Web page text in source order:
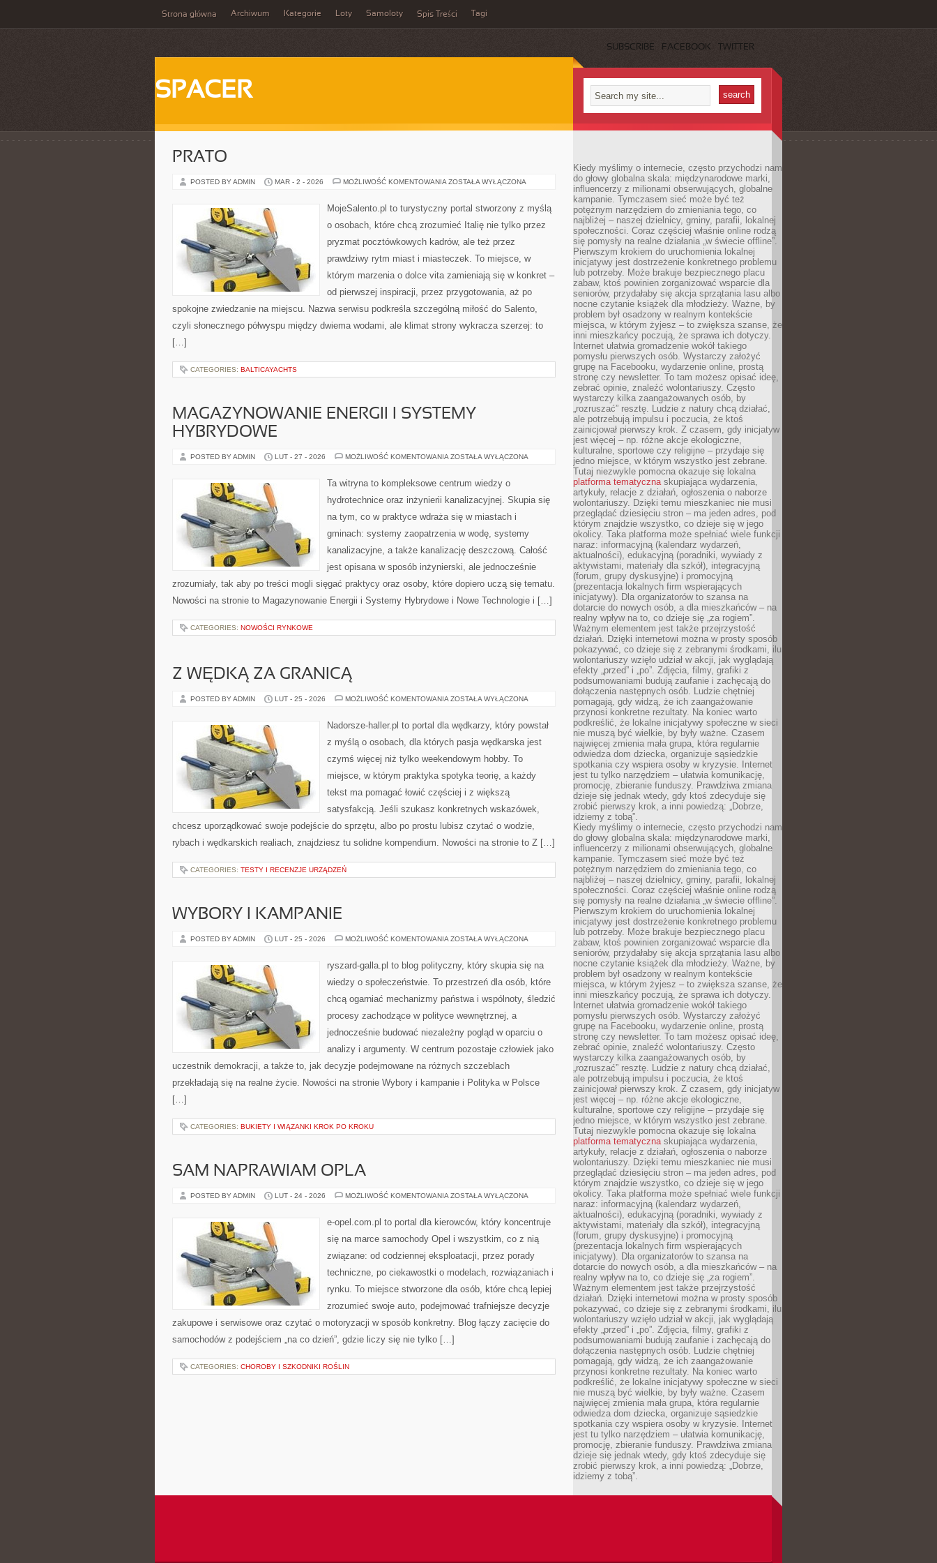
Strona główna Archiwum Kategorie Loty Samoloty Spis Treści Tagi
SUBSCRIBE FACEBOOK TWITTER
SPACER
PRATO
POSTED BY ADMIN MAR - 2 - 2026 MOŻLIWOŚĆ KOMENTOWANIA PRATO
ZOSTAŁA WYŁĄCZONA
MojeSalento.pl to turystyczny portal stworzony z myślą
o osobach, które chcą zrozumieć Italię nie tylko przez
pryzmat pocztówkowych kadrów, ale też przez
prawdziwy rytm miast i miasteczek. To miejsce, w
którym marzenia o dolce vita zamieniają się w konkret –
od pierwszej inspiracji, przez przygotowania, aż po
spokojne zwiedzanie na miejscu. Nazwa serwisu podkreśla szczególną miłość do Salento,
czyli słonecznego półwyspu między dwiema wodami, ale klimat strony wykracza szerzej: to
[…]
CATEGORIES: BALTICAYACHTS
MAGAZYNOWANIE ENERGII I SYSTEMY
HYBRYDOWE
POSTED BY ADMIN LUT - 27 - 2026 MOŻLIWOŚĆ KOMENTOWANIA MAGAZYNOWANIE
SYSTEMY
HYBRYDOWE
ZOSTAŁA WYŁĄCZONA
Ta witryna to kompleksowe centrum wiedzy o
hydrotechnice oraz inżynierii kanalizacyjnej. Skupia się
na tym, co w praktyce wdraża się w miastach i
gminach: systemy zaopatrzenia w wodę, systemy
kanalizacyjne, a także kanalizację deszczową. Całość
jest opisana w sposób inżynierski, ale jednocześnie
zrozumiały, tak aby po treści mogli sięgać praktycy oraz osoby, które dopiero uczą się tematu.
Nowości na stronie to Magazynowanie Energii i Systemy Hybrydowe i Nowe Technologie i […]
CATEGORIES: NOWOŚCI RYNKOWE
Z WĘDKĄ ZA GRANICĄ
POSTED BY ADMIN LUT - 25 - 2026 MOŻLIWOŚĆ KOMENTOWANIA Z
GRANICĄ
ZOSTAŁA WYŁĄCZONA
Nadorsze-haller.pl to portal dla wędkarzy, który powstał
z myślą o osobach, dla których pasja wędkarska jest
czymś więcej niż tylko weekendowym hobby. To
miejsce, w którym praktyka spotyka teorię, a każdy
tekst ma pomagać łowić częściej i z większą
satysfakcją. Jeśli szukasz konkretnych wskazówek,
chcesz uporządkować swoje podejście do sprzętu, albo po prostu lubisz czytać o wodzie,
rybach i wędkarskich realiach, znajdziesz tu solidne kompendium. Nowości na stronie to Z […]
CATEGORIES: TESTY I RECENZJE URZĄDZEŃ
WYBORY I KAMPANIE
POSTED BY ADMIN LUT - 25 - 2026 MOŻLIWOŚĆ KOMENTOWANIA WYBORY
ZOSTAŁA WYŁĄCZONA
ryszard-galla.pl to blog polityczny, który skupia się na
wiedzy o społeczeństwie. To przestrzeń dla osób, które
chcą ogarniać mechanizmy państwa i wspólnoty, śledzić
procesy zachodzące w polityce wewnętrznej, a
jednocześnie budować niezależny pogląd w oparciu o
analizy i argumenty. W centrum pozostaje człowiek jako
uczestnik demokracji, a także to, jak decyzje podejmowane na różnych szczeblach
przekładają się na realne życie. Nowości na stronie Wybory i kampanie i Polityka w Polsce
[…]
CATEGORIES: BUKIETY I WIĄZANKI KROK PO KROKU
SAM NAPRAWIAM OPLA
POSTED BY ADMIN LUT - 24 - 2026 MOŻLIWOŚĆ KOMENTOWANIA SAM
ZOSTAŁA WYŁĄCZONA
e-opel.com.pl to portal dla kierowców, który koncentruje
się na marce samochody Opel i wszystkim, co z nią
związane: od codziennej eksploatacji, przez porady
techniczne, po ciekawostki o modelach, rozwiązaniach i
rynku. To miejsce stworzone dla osób, które chcą lepiej
zrozumieć swoje auto, podejmować trafniejsze decyzje
zakupowe i serwisowe oraz czytać o motoryzacji w sposób konkretny. Blog łączy zacięcie do
samochodów z podejściem „na co dzień”, gdzie liczy się nie tylko […]
CATEGORIES: CHOROBY I SZKODNIKI ROŚLIN
Kiedy myślimy o internecie, często przychodzi nam
do głowy globalna skala: międzynarodowe marki,
influencerzy z milionami obserwujących, globalne
kampanie. Tymczasem sieć może być też
potężnym narzędziem do zmieniania tego, co
najbliżej – naszej dzielnicy, gminy, parafii, lokalnej
społeczności. Coraz częściej właśnie online rodzą
się pomysły na realne działania „w świecie offline”.
Pierwszym krokiem do uruchomienia lokalnej
inicjatywy jest dostrzeżenie konkretnego problemu
lub potrzeby. Może brakuje bezpiecznego placu
zabaw, ktoś powinien zorganizować wsparcie dla
seniorów, przydałaby się akcja sprzątania lasu albo
nocne czytanie książek dla młodzieży. Ważne, by
problem był osadzony w realnym kontekście
miejsca, w którym żyjesz – to zwiększa szanse, że
inni mieszkańcy poczują, że sprawa ich dotyczy.
Internet ułatwia gromadzenie wokół takiego
pomysłu pierwszych osób. Wystarczy założyć
grupę na Facebooku, wydarzenie online, prostą
stronę czy newsletter. To tam możesz opisać ideę,
zebrać opinie, znaleźć wolontariuszy. Często
wystarczy kilka zaangażowanych osób, by
„rozruszać” resztę. Ludzie z natury chcą działać,
ale potrzebują impulsu i poczucia, że ktoś
zainicjował pierwszy krok. Z czasem, gdy inicjatyw
jest więcej – np. różne akcje ekologiczne,
kulturalne, sportowe czy religijne – przydaje się
jedno miejsce, w którym wszystko jest zebrane.
Tutaj niezwykle pomocna okazuje się lokalna
platforma tematycznaskupiająca wydarzenia,
artykuły, relacje z działań, ogłoszenia o naborze
wolontariuszy. Dzięki temu mieszkaniec nie musi
przeglądać dziesięciu stron – ma jeden adres, pod
którym znajdzie wszystko, co dzieje się w jego
okolicy. Taka platforma może spełniać wiele funkcji
naraz: informacyjną (kalendarz wydarzeń,
aktualności), edukacyjną (poradniki, wywiady z
aktywistami, materiały dla szkół), integracyjną
(forum, grupy dyskusyjne) i promocyjną
(prezentacja lokalnych firm wspierających
inicjatywy). Dla organizatorów to szansa na
dotarcie do nowych osób, a dla mieszkańców – na
realny wpływ na to, co dzieje się „za rogiem”.
Ważnym elementem jest także przejrzystość
działań. Dzięki internetowi można w prosty sposób
pokazywać, co dzieje się z zebranymi środkami, ilu
wolontariuszy wzięło udział w akcji, jak wyglądają
efekty „przed” i „po”. Zdjęcia, filmy, grafiki z
podsumowaniami budują zaufanie i zachęcają do
dołączenia następnych osób. Ludzie chętniej
pomagają, gdy widzą, że ich zaangażowanie
przynosi konkretne rezultaty. Na koniec warto
podkreślić, że lokalne inicjatywy społeczne w sieci
nie muszą być wielkie, by były ważne. Czasem
najwięcej zmienia mała grupa, która regularnie
odwiedza dom dziecka, organizuje sąsiedzkie
spotkania czy wspiera osoby w kryzysie. Internet
jest tu tylko narzędziem – ułatwia komunikację,
promocję, zbieranie funduszy. Prawdziwa zmiana
dzieje się jednak wtedy, gdy ktoś zdecyduje się
zrobić pierwszy krok, a inni powiedzą: „Dobrze,
idziemy z tobą”.
Kiedy myślimy o internecie, często przychodzi nam
do głowy globalna skala: międzynarodowe marki,
influencerzy z milionami obserwujących, globalne
kampanie. Tymczasem sieć może być też
potężnym narzędziem do zmieniania tego, co
najbliżej – naszej dzielnicy, gminy, parafii, lokalnej
społeczności. Coraz częściej właśnie online rodzą
się pomysły na realne działania „w świecie offline”.
Pierwszym krokiem do uruchomienia lokalnej
inicjatywy jest dostrzeżenie konkretnego problemu
lub potrzeby. Może brakuje bezpiecznego placu
zabaw, ktoś powinien zorganizować wsparcie dla
seniorów, przydałaby się akcja sprzątania lasu albo
nocne czytanie książek dla młodzieży. Ważne, by
problem był osadzony w realnym kontekście
miejsca, w którym żyjesz – to zwiększa szanse, że
inni mieszkańcy poczują, że sprawa ich dotyczy.
Internet ułatwia gromadzenie wokół takiego
pomysłu pierwszych osób. Wystarczy założyć
grupę na Facebooku, wydarzenie online, prostą
stronę czy newsletter. To tam możesz opisać ideę,
zebrać opinie, znaleźć wolontariuszy. Często
wystarczy kilka zaangażowanych osób, by
„rozruszać” resztę. Ludzie z natury chcą działać,
ale potrzebują impulsu i poczucia, że ktoś
zainicjował pierwszy krok. Z czasem, gdy inicjatyw
jest więcej – np. różne akcje ekologiczne,
kulturalne, sportowe czy religijne – przydaje się
jedno miejsce, w którym wszystko jest zebrane.
Tutaj niezwykle pomocna okazuje się lokalna
platforma tematycznaskupiająca wydarzenia,
artykuły, relacje z działań, ogłoszenia o naborze
wolontariuszy. Dzięki temu mieszkaniec nie musi
przeglądać dziesięciu stron – ma jeden adres, pod
którym znajdzie wszystko, co dzieje się w jego
okolicy. Taka platforma może spełniać wiele funkcji
naraz: informacyjną (kalendarz wydarzeń,
aktualności), edukacyjną (poradniki, wywiady z
aktywistami, materiały dla szkół), integracyjną
(forum, grupy dyskusyjne) i promocyjną
(prezentacja lokalnych firm wspierających
inicjatywy). Dla organizatorów to szansa na
dotarcie do nowych osób, a dla mieszkańców – na
realny wpływ na to, co dzieje się „za rogiem”.
Ważnym elementem jest także przejrzystość
działań. Dzięki internetowi można w prosty sposób
pokazywać, co dzieje się z zebranymi środkami, ilu
wolontariuszy wzięło udział w akcji, jak wyglądają
efekty „przed” i „po”. Zdjęcia, filmy, grafiki z
podsumowaniami budują zaufanie i zachęcają do
dołączenia następnych osób. Ludzie chętniej
pomagają, gdy widzą, że ich zaangażowanie
przynosi konkretne rezultaty. Na koniec warto
podkreślić, że lokalne inicjatywy społeczne w sieci
nie muszą być wielkie, by były ważne. Czasem
najwięcej zmienia mała grupa, która regularnie
odwiedza dom dziecka, organizuje sąsiedzkie
spotkania czy wspiera osoby w kryzysie. Internet
jest tu tylko narzędziem – ułatwia komunikację,
promocję, zbieranie funduszy. Prawdziwa zmiana
dzieje się jednak wtedy, gdy ktoś zdecyduje się
zrobić pierwszy krok, a inni powiedzą: „Dobrze,
idziemy z tobą”.